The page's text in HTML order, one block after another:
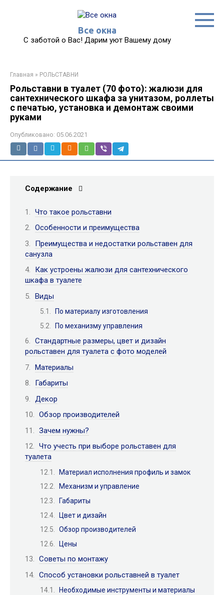
Все окна
С заботой о Вас! Дарим уют Вашему дому
Главная » РОЛЬСТАВНИ
Рольставни в туалет (70 фото): жалюзи для
сантехнического шкафа за унитазом, роллеты
с печатью, установка и демонтаж своими
руками
Опубликовано: 05.06.2021
Содержание
Что такое рольставни
Особенности и преимущества
Преимущества и недостатки рольставен для
санузла
Как устроены жалюзи для сантехнического
шкафа в туалете
Виды
По материалу изготовления
По механизму управления
Стандартные размеры, цвет и дизайн
рольставен для туалета с фото моделей
Материалы
Габариты
Декор
Обзор производителей
Зачем нужны?
Что учесть при выборе рольставен для
туалета
Материал исполнения профиль и замок
Механизм и управление
Габариты
Цвет и дизайн
Обзор производителей
Цены
Советы по монтажу
Способ установки рольставней в туалет
Необходимые инструменты и материалы